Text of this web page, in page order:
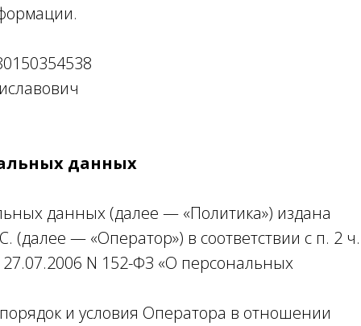
данных
данных (далее — «Политика») издана
(далее — «Оператор») в соответствии с п. 2 ч.
27.07.2006 N 152-ФЗ «О персональных
и условия Оператора в отношении